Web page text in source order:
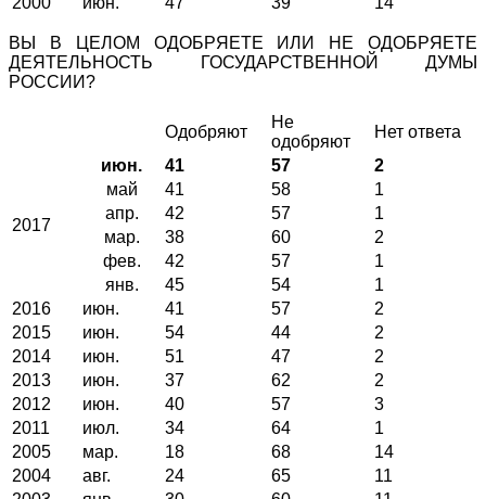
ВЫ В ЦЕЛОМ ОДОБРЯЕТЕ ИЛИ НЕ ОДОБРЯЕТЕ
ДЕЯТЕЛЬНОСТЬ ГОСУДАРСТВЕННОЙ ДУМЫ
РОССИИ?
Одобряют
Не
одобряют
Нет ответа
2017
июн. 41 57
2
май
41 58
1
апр.
42 57
1
мар.
38 60
2
фев.
42 57
1
янв.
45 54
1
2016
июн. 41 57
2
2015
июн. 54 44
2
2014
июн. 51 47
2
2013
июн. 37 62
2
2012
июн. 40 57
3
2011
июл. 34 64
1
2005
мар. 18 68
14
2004
авг. 24 65
11